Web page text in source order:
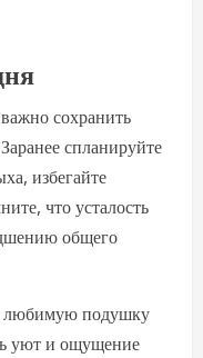
сохранить
спланируйте
избегайте
что усталость
общего
любимую подушку
уют и ощущение